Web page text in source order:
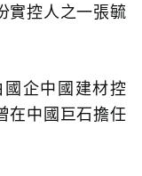
實控人之一張毓
企中國建材控
在中國巨石擔任